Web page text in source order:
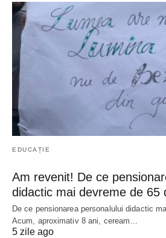
EDUCAȚIE
Am revenit! De ce
didactic mai devreme de 65
De ce pensionarea personalului didactic
Acum, aproximativ 8 ani, ceream…
5 zile ago